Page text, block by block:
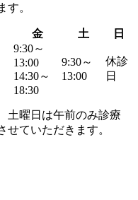
す。
金 土
日
9:30～
13:00
9:30～
13:00
休診
日
14:30～
18:30
土曜日は午前のみ診療
ていただきます。